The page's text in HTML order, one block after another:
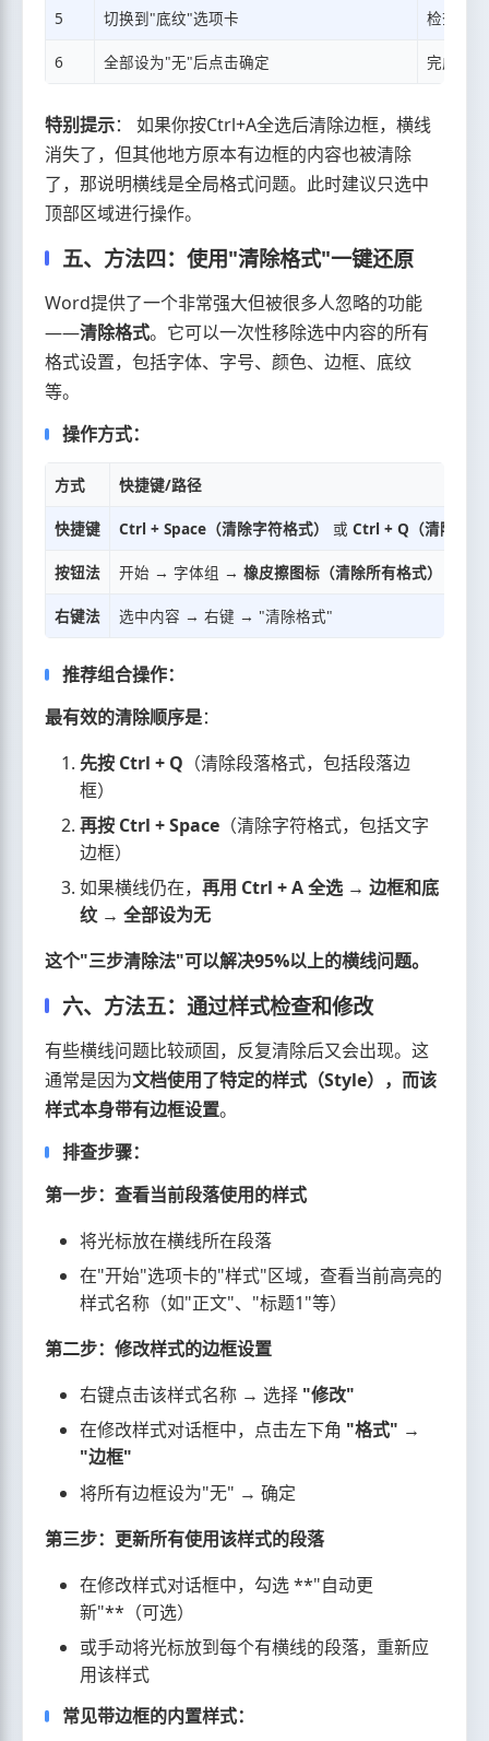
5 切换到"底纹"选项卡 检查是
6 全部设为"无"后点击确定 完成清除
特别提示： 如果你按Ctrl+A全选后清除边框，横线
消失了，但其他地方原本有边框的内容也被清除
了，那说明横线是全局格式问题。此时建议只选中
顶部区域进行操作。
五、方法四：使用"清除格式"一键还原
Word提供了一个非常强大但被很多人忽略的功能
——清除格式。它可以一次性移除选中内容的所有
格式设置，包括字体、字号、颜色、边框、底纹
等。
操作方式：
方式 快捷键/路径
快捷键 Ctrl + Space（清除字符格式） 或 Ctrl + Q（清除段落
按钮法 开始 → 字体组 → 橡皮擦图标（清除所有格式）
右键法 选中内容 → 右键 → "清除格式"
推荐组合操作：
最有效的清除顺序是：
先按 Ctrl + Q （清除段落格式，包括段落边
框）
再按 Ctrl + Space （清除字符格式，包括文字
边框）
如果横线仍在， 再用 Ctrl + A 全选 → 边框和底
纹 → 全部设为无
这个"三步清除法"可以解决95%以上的横线问题。
六、方法五：通过样式检查和修改
有些横线问题比较顽固，反复清除后又会出现。这
通常是因为文档使用了特定的样式（Style），而该
样式本身带有边框设置。
排查步骤：
第一步：查看当前段落使用的样式
将光标放在横线所在段落
在"开始"选项卡的"样式"区域，查看当前高亮的
样式名称（如"正文"、"标题1"等）
第二步：修改样式的边框设置
右键点击该样式名称 → 选择 "修改"
在修改样式对话框中，点击左下角 "格式" →
"边框"
将所有边框设为"无" → 确定
第三步：更新所有使用该样式的段落
在修改样式对话框中，勾选 **"自动更
新"**（可选）
或手动将光标放到每个有横线的段落，重新应
用该样式
常见带边框的内置样式：